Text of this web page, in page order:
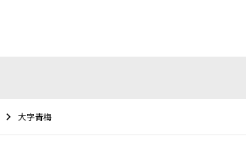
大字青梅